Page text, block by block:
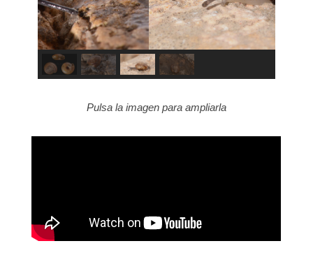
Pulsa la imagen para ampliarla